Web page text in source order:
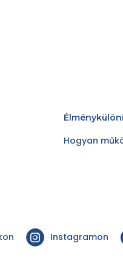
Hogyan
Instagramon